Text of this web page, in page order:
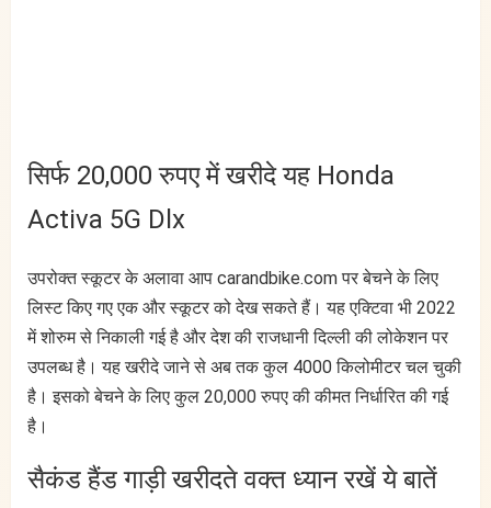
सिर्फ 20,000 रुपए में खरीदे यह Honda
Activa 5G Dlx
उपरोक्त स्कूटर के अलावा आप carandbike.com पर बेचने के लिए
लिस्ट किए गए एक और स्कूटर को देख सकते हैं। यह एक्टिवा भी 2022
में शोरुम से निकाली गई है और देश की राजधानी दिल्ली की लोकेशन पर
उपलब्ध है। यह खरीदे जाने से अब तक कुल 4000 किलोमीटर चल चुकी
है। इसको बेचने के लिए कुल 20,000 रुपए की कीमत निर्धारित की गई
है।
सैकंड हैंड गाड़ी खरीदते वक्त ध्यान रखें ये बातें